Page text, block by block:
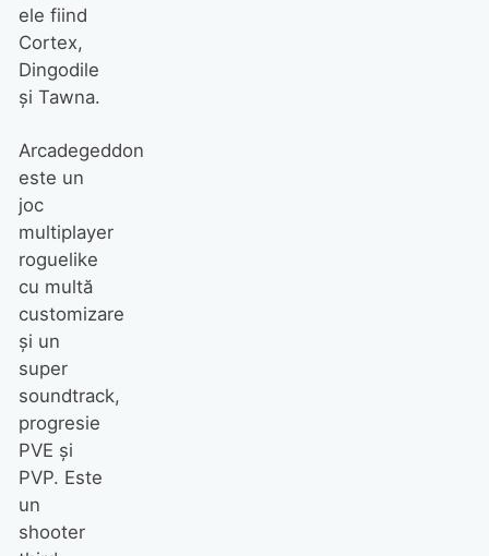
ele fiind
Cortex,
Dingodile
şi Tawna.
Arcadegeddon
este un
joc
multiplayer
roguelike
cu multă
customizare
şi un
super
soundtrack,
progresie
PVE şi
PVP. Este
un
shooter